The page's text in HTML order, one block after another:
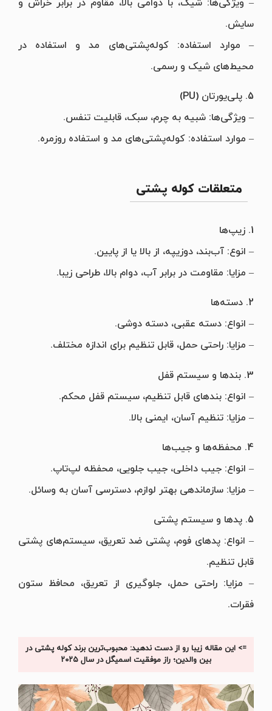
– ویژگی‌ها: شیک، با دوامی بالا، مقاوم در برابر خراش و
سایش.
– موارد استفاده: کوله‌پشتی‌های مد و استفاده در
محیط‌های شیک و رسمی.
5. پلی‌یورتان (PU)
– ویژگی‌ها: شبیه به چرم، سبک، قابلیت تنفس.
– موارد استفاده: کوله‌پشتی‌های مد و استفاده روزمره.
متعلقات کوله پشتی
1. زیپ‌ها
– انوع‌: آب‌بند، دوزیپه، از بالا یا از پایین.
– مزایا: مقاومت در برابر آب، دوام بالا، طراحی زیبا.
2. دسته‌ها
– انواع: دسته عقبی، دسته دوشی.
– مزایا: راحتی حمل، قابل تنظیم برای اندازه مختلف.
3. بندها و سیستم قفل
– انواع: بندهای قابل تنظیم، سیستم قفل محکم.
– مزایا: تنظیم آسان، ایمنی بالا.
4. محفظه‌ها و جیب‌ها
– انواع: جیب داخلی، جیب جلویی، محفظه لپ‌تاپ.
– مزایا: سازماندهی بهتر لوازم، دسترسی آسان به وسائل.
5. پد‌ها و سیستم پشتی
– انواع: پدهای فوم، پشتی ضد تعریق، سیستم‌های پشتی
قابل تنظیم.
– مزایا: راحتی حمل، جلوگیری از تعریق، محافظ ستون
فقرات.
=> این مقاله زیبا رو از دست ندهید: محبوب‌ترین برند کوله پشتی در
بین والدین؛ راز موفقیت اسمیگل در سال ۲۰۲۵